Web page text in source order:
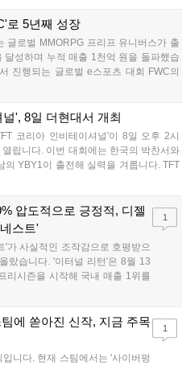
로 5년째 성장
글로벌 MMORPG 프리프 유니버스가 출
달성하며 누적 매출 1천억 원을 돌파했습
진행되는 글로벌 e스포츠 대회 FWC의
가 동일한 조건에서 시즌을 함께 즐기는
. 오는 10월 필리핀 마닐라에서 총상금
그랜드 파이널이 개최될 예정이며, 위메
티 중심의 장기 성장 모델을 지속할 방침
', 8일 더현대서 개최
코리아 인비테이셔널'이 8일 오후 2시
립니다. 이번 대회에는 한국의 박찬서와
의 YBY1이 출전해 실력을 겨룹니다. TFT
참가하는 독특한 대회 구조를 가지며, 누
신규 세트 체험과 공연 등 다양한 즐길
점 판교점에서도 행사가 이어질 예정입
픈이 개최됩니다....
압도적으로 긍정적, 디젤
스트'
'가 사실적인 조작감으로 호평받으
랐습니다. '이터널 리턴'은 8월 13
리시즌을 시작해 국내 매출 1위를
고스트 리콘' 시리즈는 8월 6일 쇼
레트로 수리 시뮬레이션 '리스토
다....
1
에 쏟아진 신작, 지금 주목
니다. 현재 스팀에서는 '사이버펑
1